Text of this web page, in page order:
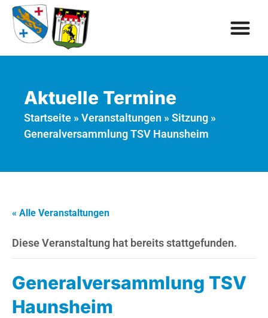
Aktuelle Termine
Startseite » Veranstaltungen » Sitzung »
Generalversammlung TSV Haunsheim
« Alle Veranstaltungen
Diese Veranstaltung hat bereits stattgefunden.
Generalversammlung TSV
Haunsheim